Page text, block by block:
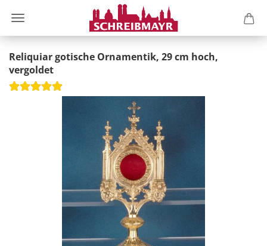
Reliquiar gotische Ornamentik, 29 cm hoch,
vergoldet